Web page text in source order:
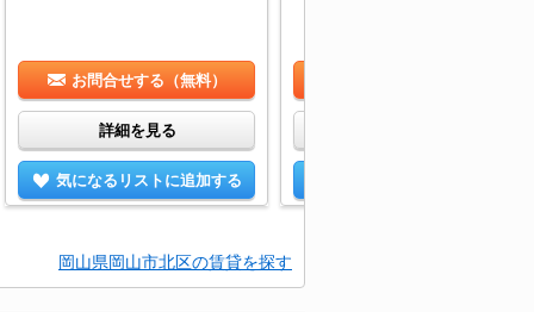
お問合せする（無料）
詳細を見る
気になるリストに追加する
岡山県岡山市北区の賃貸を探す